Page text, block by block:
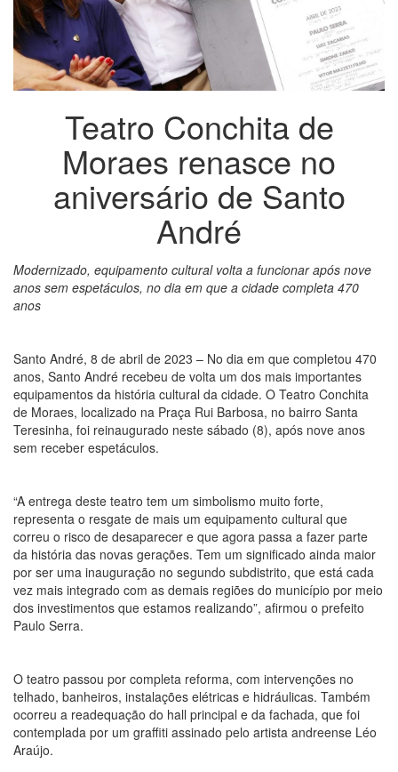
Teatro Conchita de
Moraes renasce no
aniversário de Santo
André
Modernizado, equipamento cultural volta a funcionar após nove
anos sem espetáculos, no dia em que a cidade completa 470
anos
Santo André, 8 de abril de 2023 – No dia em que completou 470
anos, Santo André recebeu de volta um dos mais importantes
equipamentos da história cultural da cidade. O Teatro Conchita
de Moraes, localizado na Praça Rui Barbosa, no bairro Santa
Teresinha, foi reinaugurado neste sábado (8), após nove anos
sem receber espetáculos.
“A entrega deste teatro tem um simbolismo muito forte,
representa o resgate de mais um equipamento cultural que
correu o risco de desaparecer e que agora passa a fazer parte
da história das novas gerações. Tem um significado ainda maior
por ser uma inauguração no segundo subdistrito, que está cada
vez mais integrado com as demais regiões do município por meio
dos investimentos que estamos realizando”, afirmou o prefeito
Paulo Serra.
O teatro passou por completa reforma, com intervenções no
telhado, banheiros, instalações elétricas e hidráulicas. Também
ocorreu a readequação do hall principal e da fachada, que foi
contemplada por um graffiti assinado pelo artista andreense Léo
Araújo.